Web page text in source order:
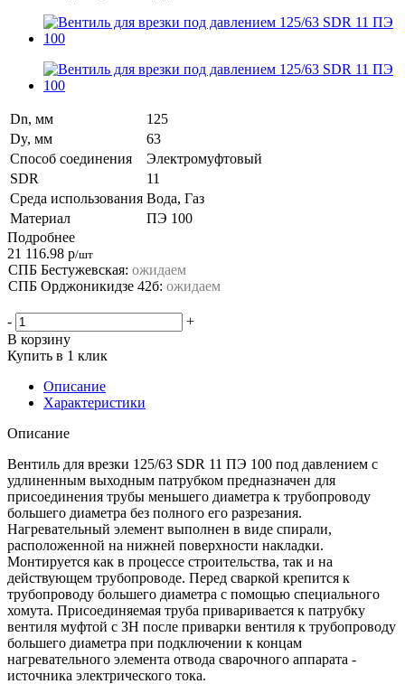
Dn, мм
125
Dy, мм
63
Способ соединения
Электромуфтовый
SDR
11
Среда использования Вода, Газ
Материал
ПЭ 100
Подробнее
21 116.98 р/шт
СПБ Бестужевская: ожидаем
СПБ Орджоникидзе 42б: ожидаем
-
+
В корзину
Купить в 1 клик
Описание
Характеристики
Описание
Вентиль для врезки 125/63 SDR 11 ПЭ 100 под давлением с
удлиненным выходным патрубком предназначен для
присоединения трубы меньшего диаметра к трубопроводу
большего диаметра без полного его разрезания.
Нагревательный элемент выполнен в виде спирали,
расположенной на нижней поверхности накладки.
Монтируется как в процессе строительства, так и на
действующем трубопроводе. Перед сваркой крепится к
трубопроводу большего диаметра с помощью специального
хомута. Присоединяемая труба приваривается к патрубку
вентиля муфтой с ЗН после приварки вентиля к трубопроводу
большего диаметра при подключении к концам
нагревательного элемента отвода сварочного аппарата -
источника электрического тока.